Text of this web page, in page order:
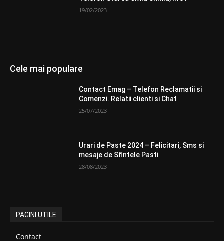
19/02/2023
Cele mai populare
Contact Emag – Telefon Reclamatii si
Comenzi. Relatii clienti si Chat
25/07/2023
Urari de Paste 2024 – Felicitari, Sms si
mesaje de Sfintele Pasti
28/08/2023
PAGINI UTILE
Contact